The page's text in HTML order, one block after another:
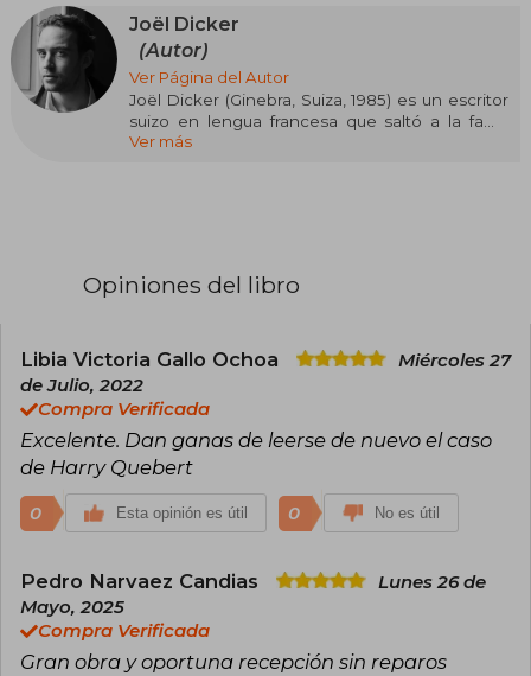
Joël Dicker
(Autor)
Ver Página del Autor
Joël Dicker (Ginebra, Suiza, 1985) es un escritor
suizo en lengua francesa que saltó a la fama
internacional con "La verdad sobre el caso Harry
pero fue el Premio Goncourt des Lycéens y el
narrativa se caracteriza por giros ingeniosos,
estructuras complejas y la creación de
suspense adictivo.
Ver más
Opiniones del libro
Libia Victoria Gallo Ochoa
Miércoles 27
de Julio, 2022
Compra Verificada
Excelente. Dan ganas de leerse de nuevo el caso
de Harry Quebert
0 Esta opinión es útil 0 No es útil
Pedro Narvaez Candias
Lunes 26 de
Mayo, 2025
Compra Verificada
Gran obra y oportuna recepción sin reparos